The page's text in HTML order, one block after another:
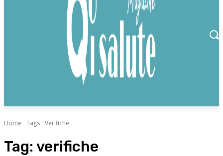
Home Tags Verifiche
Tag: verifiche